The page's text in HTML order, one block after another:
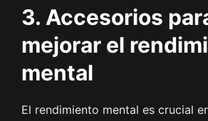
3. Accesorios
mejorar el
mental
El rendimiento mental es crucial